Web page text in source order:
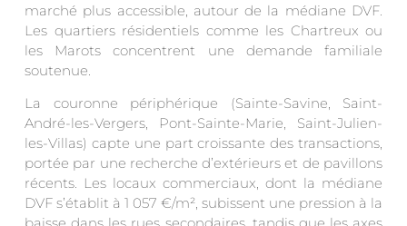
marché plus accessible, autour de la médiane DVF.
Les quartiers résidentiels comme les Chartreux ou
les Marots concentrent une demande familiale
soutenue.
La couronne périphérique (Sainte-Savine, Saint-
André-les-Vergers, Pont-Sainte-Marie, Saint-Julien-
les-Villas) capte une part croissante des transactions,
portée par une recherche d’extérieurs et de pavillons
récents. Les locaux commerciaux, dont la médiane
DVF s’établit à 1 057 €/m², subissent une pression à la